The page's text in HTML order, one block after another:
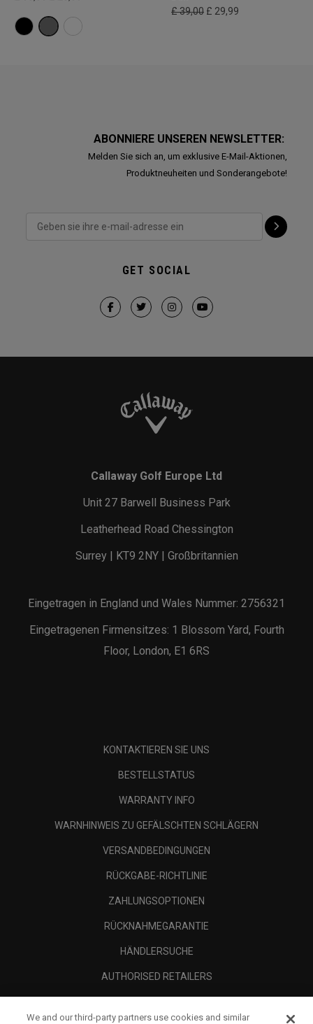
£ 39,00 £ 29,99
ABONNIERE UNSEREN NEWSLETTER:
Melden Sie sich an, um exklusive E-Mail-Aktionen,
Produktneuheiten und Sonderangebote!
GET SOCIAL
Callaway Golf Europe Ltd
Unit 27 Barwell Business Park
Leatherhead Road Chessington
Surrey | KT9 2NY | Großbritannien
Eingetragen in England und Wales Nummer: 2756321
Eingetragenen Firmensitzes: 1 Blossom Yard, Fourth
Floor, London, E1 6RS
KONTAKTIEREN SIE UNS
BESTELLSTATUS
WARRANTY INFO
WARNHINWEIS ZU GEFÄLSCHTEN SCHLÄGERN
VERSANDBEDINGUNGEN
RÜCKGABE-RICHTLINIE
ZAHLUNGSOPTIONEN
RÜCKNAHMEGARANTIE
HÄNDLERSUCHE
AUTHORISED RETAILERS
We and our third-party partners use cookies and similar